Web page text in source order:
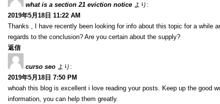
what is a section 21 eviction notice より:
2019年5月18日 11:22 AM
Thanks , I have recently been looking for info about this topic for a while
regards to the conclusion? Are you certain about the supply?
返信
curso seo より:
2019年5月18日 7:50 PM
whoah this blog is excellent i love reading your posts. Keep up the good
information, you can help them greatly.